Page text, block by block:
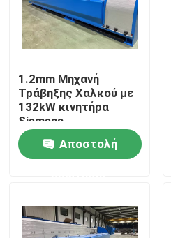
Σπίτι
Προϊόντα
1.2mm Μηχανή
Τράβηξης Χαλκού με
132kW κινητήρα
Siemens
Αποστολή